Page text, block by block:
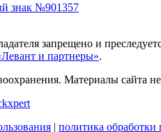
знак №901357
запрещено и
и партнеры».
Материалы сайта
| политика